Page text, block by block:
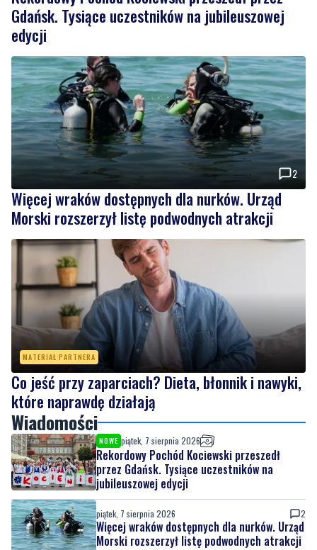
Gdańsk. Tysiące uczestników na jubileuszowej
edycji
2
Więcej wraków dostępnych dla nurków. Urząd
Morski rozszerzył listę podwodnych atrakcji
MATERIAŁ PARTNERA
Co jeść przy zaparciach? Dieta, błonnik i nawyki,
które naprawdę działają
Wiadomości
NOWE piątek, 7 sierpnia 2026
Rekordowy Pochód Kociewski przeszedł
przez Gdańsk. Tysiące uczestników na
jubileuszowej edycji
piątek, 7 sierpnia 2026 2
Więcej wraków dostępnych dla nurków. Urząd
Morski rozszerzył listę podwodnych atrakcji